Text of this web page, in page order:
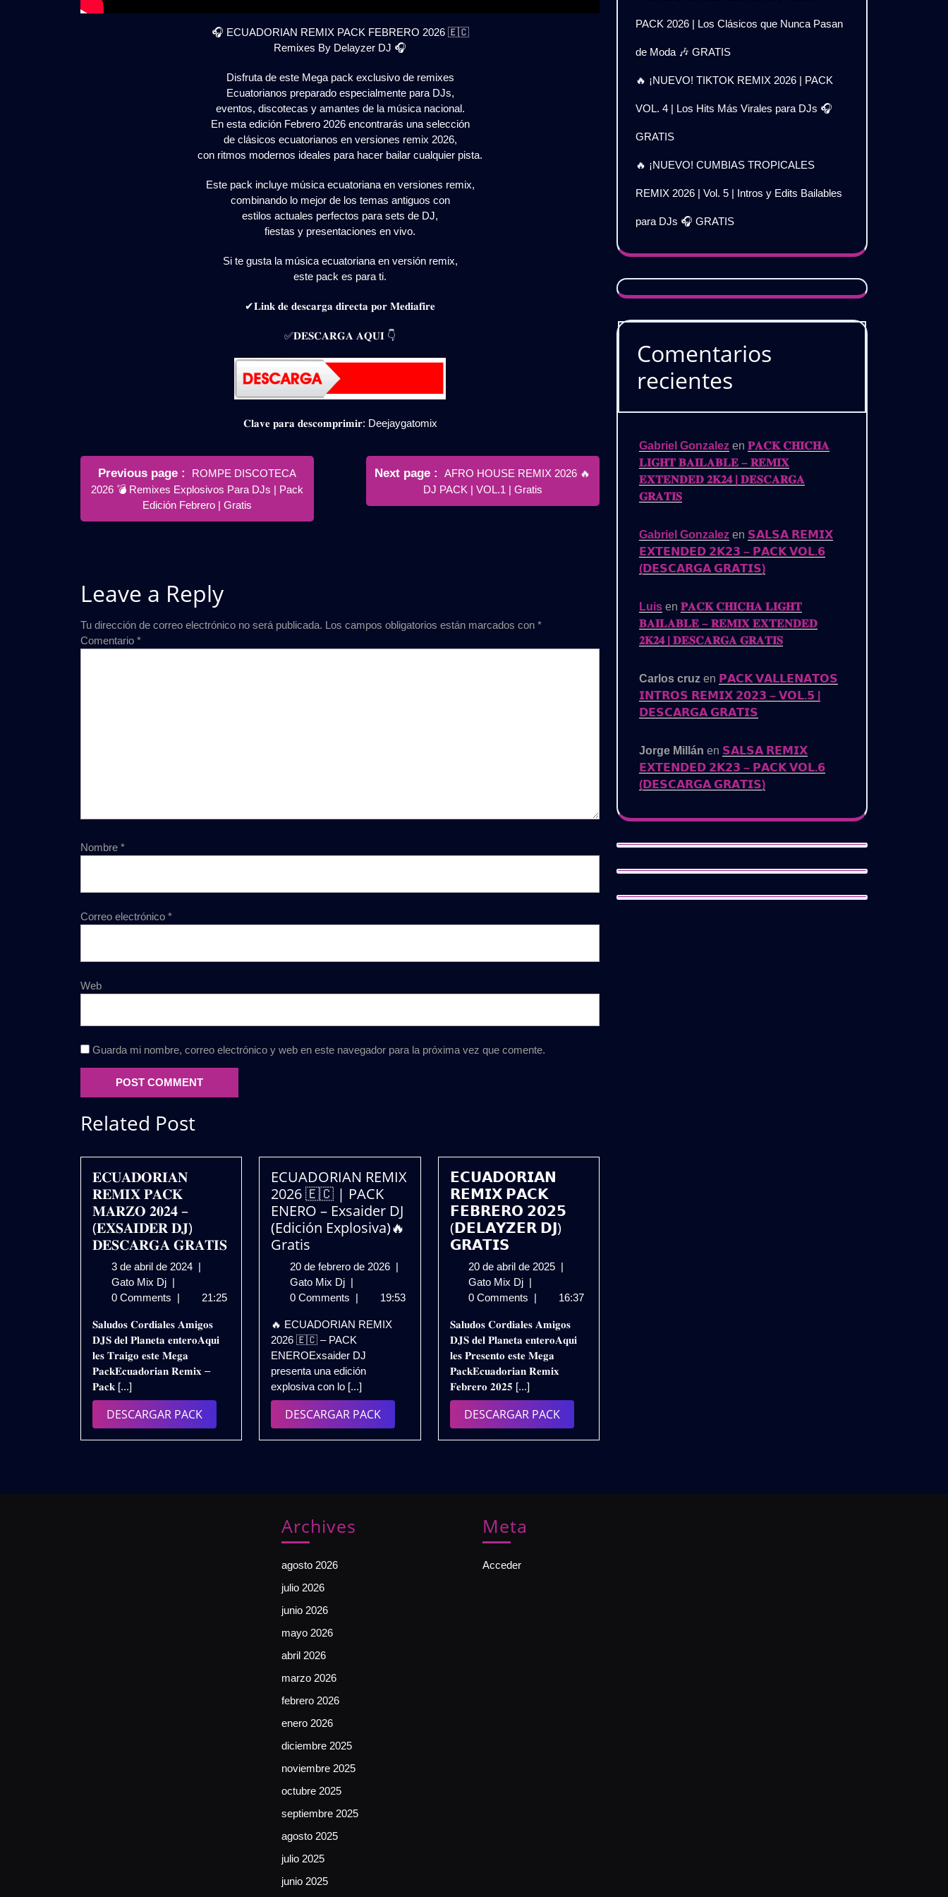
🎧 ECUADORIAN REMIX PACK FEBRERO 2026 🇪🇨
Remixes By Delayzer DJ 🎧
Disfruta de este Mega pack exclusivo de remixes
Ecuatorianos preparado especialmente para DJs,
eventos, discotecas y amantes de la música nacional.
En esta edición Febrero 2026 encontrarás una selección
de clásicos ecuatorianos en versiones remix 2026,
con ritmos modernos ideales para hacer bailar cualquier pista.
Este pack incluye música ecuatoriana en versiones remix,
combinando lo mejor de los temas antiguos con
estilos actuales perfectos para sets de DJ,
fiestas y presentaciones en vivo.
Si te gusta la música ecuatoriana en versión remix,
este pack es para ti.
✔𝐋𝐢𝐧𝐤 𝐝𝐞 𝐝𝐞𝐬𝐜𝐚𝐫𝐠𝐚 𝐝𝐢𝐫𝐞𝐜𝐭𝐚 𝐩𝐨𝐫 𝐌𝐞𝐝𝐢𝐚𝐟𝐢𝐫𝐞
✅𝐃𝐄𝐒𝐂𝐀𝐑𝐆𝐀 𝐀𝐐𝐔𝐈 👇
𝐂𝐥𝐚𝐯𝐞 𝐩𝐚𝐫𝐚 𝐝𝐞𝐬𝐜𝐨𝐦𝐩𝐫𝐢𝐦𝐢𝐫: Deejaygatomix
Navegación
de
entradas
Previous page
Older
Posts
ROMPE DISCOTECA
2026 💣 Remixes Explosivos Para DJs | Pack
Edición Febrero | Gratis
Next page
Newer
Posts
AFRO HOUSE REMIX 2026 🔥
DJ PACK | VOL.1 | Gratis
Leave a Reply
Tu dirección de correo electrónico no será publicada. Los campos obligatorios están marcados con *
Comentario *
Nombre *
Correo electrónico *
Web
Guarda mi nombre, correo electrónico y web en este navegador para la próxima vez que comente.
Related Post
𝐄𝐂𝐔𝐀𝐃𝐎𝐑𝐈𝐀𝐍
𝐑𝐄𝐌𝐈𝐗 𝐏𝐀𝐂𝐊
𝐌𝐀𝐑𝐙𝐎 𝟐𝟎𝟐𝟒 –
(𝐄𝐗𝐒𝐀𝐈𝐃𝐄𝐑 𝐃𝐉)
𝐃𝐄𝐒𝐂𝐀𝐑𝐆𝐀 𝐆𝐑𝐀𝐓𝐈𝐒
3 de abril de 2024 3
abril
2024
|
Gato Mix Dj 𝐄𝐂𝐔𝐀𝐃𝐎𝐑𝐈𝐀𝐍
𝐑𝐄𝐌𝐈𝐗
𝐌𝐀𝐑𝐙𝐎
𝟐𝟎𝟐𝟒
–
(𝐄𝐗𝐒𝐀𝐈𝐃𝐄𝐑
𝐃𝐄𝐒𝐂𝐀𝐑𝐆𝐀
𝐆𝐑𝐀𝐓𝐈𝐒
|
0 Comments | 21:25
𝐒𝐚𝐥𝐮𝐝𝐨𝐬 𝐂𝐨𝐫𝐝𝐢𝐚𝐥𝐞𝐬 𝐀𝐦𝐢𝐠𝐨𝐬
𝐃𝐉𝐒 𝐝𝐞𝐥 𝐏𝐥𝐚𝐧𝐞𝐭𝐚 𝐞𝐧𝐭𝐞𝐫𝐨𝐀𝐪𝐮𝐢
𝐥𝐞𝐬 𝐓𝐫𝐚𝐢𝐠𝐨 𝐞𝐬𝐭𝐞 𝐌𝐞𝐠𝐚
𝐏𝐚𝐜𝐤𝐄𝐜𝐮𝐚𝐝𝐨𝐫𝐢𝐚𝐧 𝐑𝐞𝐦𝐢𝐱 –
𝐏𝐚𝐜𝐤 [...]
DESCARGAR PACKDESCARGAR
PACK
ECUADORIAN REMIX
2026 🇪🇨 | PACK
ENERO – Exsaider DJ
(Edición Explosiva)🔥
Gratis
20 de febrero de 2026 20
febrero
|
Gato Mix Dj ECUADORIAN
REMIX
🇪🇨
|
PACK
ENERO
–
DJ
|
0 Comments | 19:53
🔥 ECUADORIAN REMIX
2026 🇪🇨 – PACK
ENEROExsaider DJ
presenta una edición
explosiva con lo [...]
DESCARGAR PACKDESCARGAR
PACK
𝗘𝗖𝗨𝗔𝗗𝗢𝗥𝗜𝗔𝗡
𝗥𝗘𝗠𝗜𝗫 𝗣𝗔𝗖𝗞
𝗙𝗘𝗕𝗥𝗘𝗥𝗢 𝟮𝟬𝟮𝟱
(𝗗𝗘𝗟𝗔𝗬𝗭𝗘𝗥 𝗗𝗝)
𝗚𝗥𝗔𝗧𝗜𝗦
20 de abril de 2025 20
abril
2025
|
Gato Mix Dj 𝗘𝗖𝗨𝗔𝗗𝗢𝗥𝗜𝗔𝗡
𝗥𝗘𝗠𝗜𝗫
𝗙𝗘𝗕𝗥𝗘𝗥𝗢
𝟮𝟬𝟮𝟱
(𝗗𝗘𝗟𝗔𝗬𝗭𝗘𝗥
𝗗𝗝)
𝗚𝗥𝗔𝗧𝗜𝗦
|
0 Comments | 16:37
𝐒𝐚𝐥𝐮𝐝𝐨𝐬 𝐂𝐨𝐫𝐝𝐢𝐚𝐥𝐞𝐬 𝐀𝐦𝐢𝐠𝐨𝐬
𝐃𝐉𝐒 𝐝𝐞𝐥 𝐏𝐥𝐚𝐧𝐞𝐭𝐚 𝐞𝐧𝐭𝐞𝐫𝐨𝐀𝐪𝐮𝐢
𝐥𝐞𝐬 𝐏𝐫𝐞𝐬𝐞𝐧𝐭𝐨 𝐞𝐬𝐭𝐞 𝐌𝐞𝐠𝐚
𝐏𝐚𝐜𝐤𝐄𝐜𝐮𝐚𝐝𝐨𝐫𝐢𝐚𝐧 𝐑𝐞𝐦𝐢𝐱
𝐅𝐞𝐛𝐫𝐞𝐫𝐨 𝟐𝟎𝟐𝟓 [...]
DESCARGAR PACKDESCARGAR
PACK
PACK 2026 | Los Clásicos que Nunca Pasan
de Moda 🎶 GRATIS
🔥 ¡NUEVO! TIKTOK REMIX 2026 | PACK
VOL. 4 | Los Hits Más Virales para DJs 🎧
GRATIS
🔥 ¡NUEVO! CUMBIAS TROPICALES
REMIX 2026 | Vol. 5 | Intros y Edits Bailables
para DJs 🎧 GRATIS
Comentarios
recientes
Gabriel Gonzalez en 𝐏𝐀𝐂𝐊 𝐂𝐇𝐈𝐂𝐇𝐀
𝐋𝐈𝐆𝐇𝐓 𝐁𝐀𝐈𝐋𝐀𝐁𝐋𝐄 – 𝐑𝐄𝐌𝐈𝐗
𝐄𝐗𝐓𝐄𝐍𝐃𝐄𝐃 𝟐𝐊𝟐𝟒 | 𝐃𝐄𝐒𝐂𝐀𝐑𝐆𝐀
𝐆𝐑𝐀𝐓𝐈𝐒
Gabriel Gonzalez en 𝗦𝗔𝗟𝗦𝗔 𝗥𝗘𝗠𝗜𝗫
𝗘𝗫𝗧𝗘𝗡𝗗𝗘𝗗 𝟮𝗞𝟮𝟯 – 𝗣𝗔𝗖𝗞 𝗩𝗢𝗟.𝟲
(𝗗𝗘𝗦𝗖𝗔𝗥𝗚𝗔 𝗚𝗥𝗔𝗧𝗜𝗦)
Luis en 𝐏𝐀𝐂𝐊 𝐂𝐇𝐈𝐂𝐇𝐀 𝐋𝐈𝐆𝐇𝐓
𝐁𝐀𝐈𝐋𝐀𝐁𝐋𝐄 – 𝐑𝐄𝐌𝐈𝐗 𝐄𝐗𝐓𝐄𝐍𝐃𝐄𝐃
𝟐𝐊𝟐𝟒 | 𝐃𝐄𝐒𝐂𝐀𝐑𝐆𝐀 𝐆𝐑𝐀𝐓𝐈𝐒
Carlos cruz en 𝗣𝗔𝗖𝗞 𝗩𝗔𝗟𝗟𝗘𝗡𝗔𝗧𝗢𝗦
𝗜𝗡𝗧𝗥𝗢𝗦 𝗥𝗘𝗠𝗜𝗫 𝟮𝟬𝟮𝟯 – 𝗩𝗢𝗟.𝟱 |
𝗗𝗘𝗦𝗖𝗔𝗥𝗚𝗔 𝗚𝗥𝗔𝗧𝗜𝗦
Jorge Millán en 𝗦𝗔𝗟𝗦𝗔 𝗥𝗘𝗠𝗜𝗫
𝗘𝗫𝗧𝗘𝗡𝗗𝗘𝗗 𝟮𝗞𝟮𝟯 – 𝗣𝗔𝗖𝗞 𝗩𝗢𝗟.𝟲
(𝗗𝗘𝗦𝗖𝗔𝗥𝗚𝗔 𝗚𝗥𝗔𝗧𝗜𝗦)
Archives
agosto 2026
julio 2026
junio 2026
mayo 2026
abril 2026
marzo 2026
febrero 2026
enero 2026
diciembre 2025
noviembre 2025
octubre 2025
septiembre 2025
agosto 2025
julio 2025
junio 2025
Meta
Acceder